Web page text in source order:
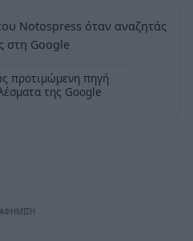
Notospress όταν αναζητάς
στη Google
προτιμώμενη πηγή
της Google